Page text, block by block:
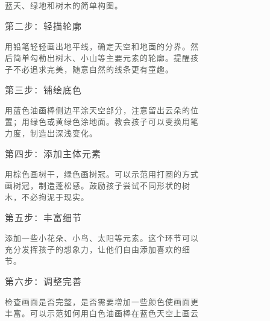
蓝天、绿地和树木的简单构图。
第二步：轻描轮廓
用铅笔轻轻画出地平线，确定天空和地面的分界。然
后简单勾勒出树木、小山等主要元素的轮廓。提醒孩
子不必追求完美，随意自然的线条更有童趣。
第三步：铺绘底色
用蓝色油画棒侧边平涂天空部分，注意留出云朵的位
置；用绿色或黄绿色涂地面。教会孩子可以变换用笔
力度，制造出深浅变化。
第四步：添加主体元素
用棕色画树干，绿色画树冠。可以示范用打圈的方式
画树冠，制造蓬松感。鼓励孩子尝试不同形状的树
木，不必拘泥于现实。
第五步：丰富细节
添加一些小花朵、小鸟、太阳等元素。这个环节可以
充分发挥孩子的想象力，让他们自由添加喜欢的细
节。
第六步：调整完善
检查画面是否完整，是否需要增加一些颜色使画面更
丰富。可以示范如何用白色油画棒在蓝色天空上画云